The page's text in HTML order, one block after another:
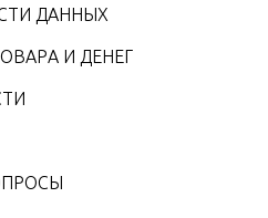
ДАННЫХ
И ДЕНЕГ